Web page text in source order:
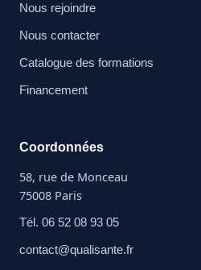
Nous rejoindre
Nous contacter
Catalogue des formations
Financement
Coordonnées
58, rue de Monceau
75008 Paris
Tél. 06 52 08 93 05
contact@qualisante.fr